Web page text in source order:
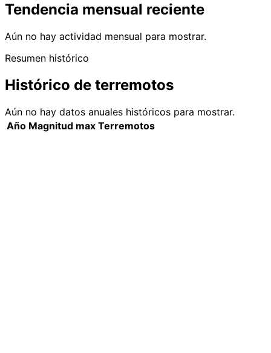
Tendencia mensual reciente
Aún no hay actividad mensual para mostrar.
Resumen histórico
Histórico de terremotos
Aún no hay datos anuales históricos para mostrar.
Año Magnitud max Terremotos